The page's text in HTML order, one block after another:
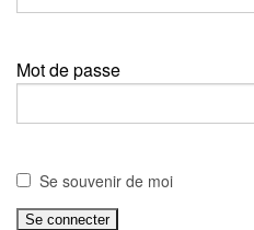
Mot de passe
Se souvenir de moi